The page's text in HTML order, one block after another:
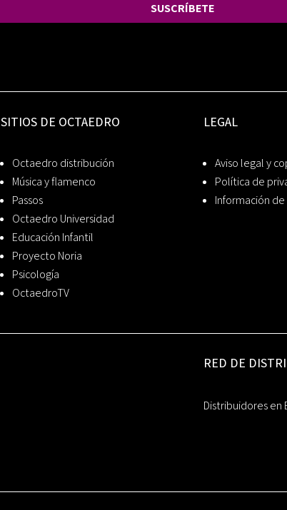
SUSCRÍBETE
SITIOS DE OCTAEDRO
Octaedro distribución
Música y flamenco
Passos
Octaedro Universidad
Educación Infantil
Proyecto Noria
Psicología
OctaedroTV
LEGAL
Aviso legal y
Política de
Información
RED DE
Distribuidores en